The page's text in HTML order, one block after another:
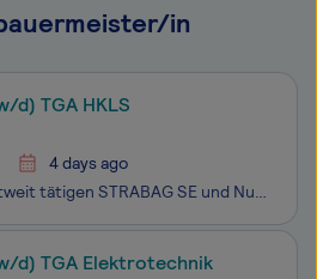
in
d) TGA HKLS
4 days ago
Als Teil der weltweit tätigen STRABAG SE und Nummer eins im deutschen Hoch- und Ingenieurbau bauen wir bei ZÜBLIN laufend am Fortschritt. Einzigartigkeit und individuelle Stärken kennzeichnen dabei unsere Projekte und jede:n Einzelne:n von uns. Ob im Hoch- und Ingenieurbau, Spezialtiefbau, Tunnel-,
d) TGA Elektrotechnik